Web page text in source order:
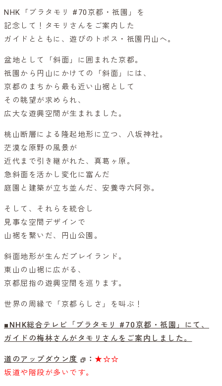
NHK「ブラタモリ #70京都・祇園」を
記念して！タモリさんをご案内した
ガイドとともに、遊びのトポス・祇園円山へ。
盆地として「斜面」に囲まれた京都。
祇園から円山にかけての「斜面」には、
京都のまちから最も近い山裾として
その眺望が求められ、
広大な遊興空間が生まれました。
桃山断層による隆起地形に立つ、八坂神社。
茫漠な原野の風景が
近代まで引き継がれた、真葛ヶ原。
急斜面を活かし変化に富んだ
庭園と建築が立ち並んだ、安養寺六阿弥。
そして、それらを統合し
見事な空間デザインで
山裾を繋いだ、円山公園。
斜面地形が生んだプレイランド。
東山の山裾に広がる、
京都屈指の遊興空間を巡ります。
世界の周縁で「京都らしさ」を叫ぶ！
■NHK総合テレビ「ブラタモリ #70京都・祇園」にて、
ガイドの梅林さんがタモリさんをご案内しました。
道のアップダウン度 ： ★☆☆
坂道や階段が多いです。